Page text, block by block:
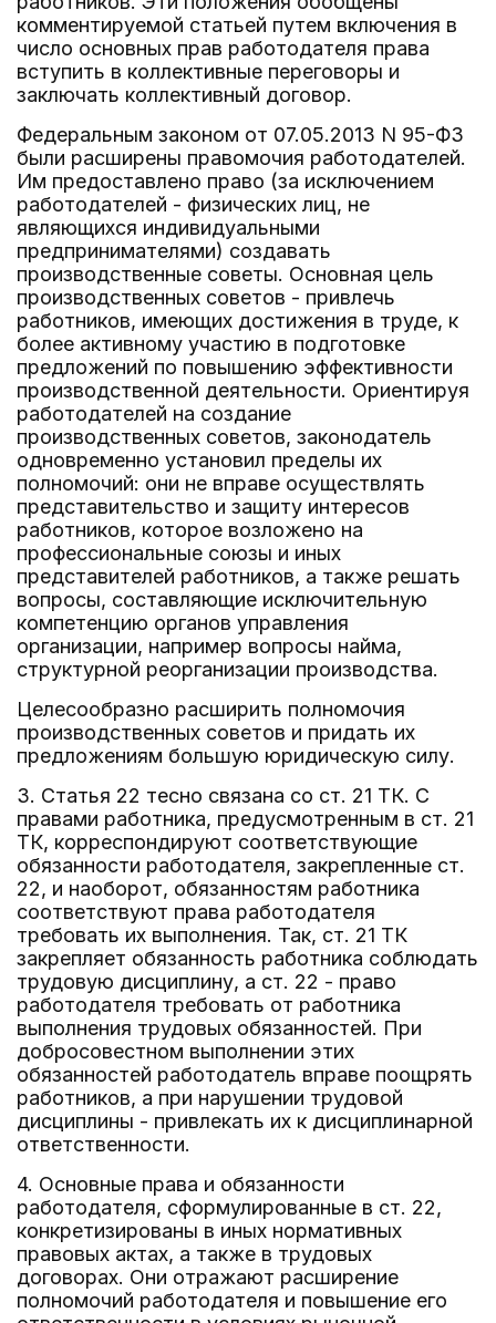
комментируемой статьей путем включения в
число основных прав работодателя права
вступить в коллективные переговоры и
заключать коллективный договор.
Федеральным законом от 07.05.2013 N 95-ФЗ
были расширены правомочия работодателей.
Им предоставлено право (за исключением
работодателей - физических лиц, не
являющихся индивидуальными
предпринимателями) создавать
производственные советы. Основная цель
производственных советов - привлечь
работников, имеющих достижения в труде, к
более активному участию в подготовке
предложений по повышению эффективности
производственной деятельности. Ориентируя
работодателей на создание
производственных советов, законодатель
одновременно установил пределы их
полномочий: они не вправе осуществлять
представительство и защиту интересов
работников, которое возложено на
профессиональные союзы и иных
представителей работников, а также решать
вопросы, составляющие исключительную
компетенцию органов управления
организации, например вопросы найма,
структурной реорганизации производства.
Целесообразно расширить полномочия
производственных советов и придать их
предложениям большую юридическую силу.
3. Статья 22 тесно связана со ст. 21 ТК. С
правами работника, предусмотренным в ст. 21
ТК, корреспондируют соответствующие
обязанности работодателя, закрепленные ст.
22, и наоборот, обязанностям работника
соответствуют права работодателя
требовать их выполнения. Так, ст. 21 ТК
закрепляет обязанность работника соблюдать
трудовую дисциплину, а ст. 22 - право
работодателя требовать от работника
выполнения трудовых обязанностей. При
добросовестном выполнении этих
обязанностей работодатель вправе поощрять
работников, а при нарушении трудовой
дисциплины - привлекать их к дисциплинарной
ответственности.
4. Основные права и обязанности
работодателя, сформулированные в ст. 22,
конкретизированы в иных нормативных
правовых актах, а также в трудовых
договорах. Они отражают расширение
полномочий работодателя и повышение его